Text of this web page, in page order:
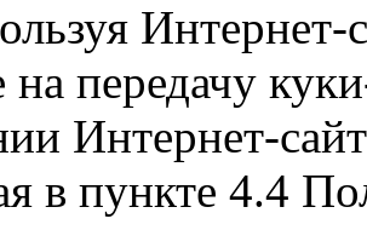
Интернет-
на передачу
Интернет-
в пункте 4.4